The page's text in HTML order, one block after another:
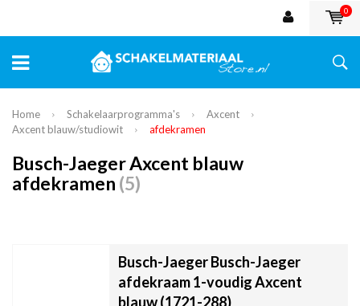
0
Home Schakelaarprogramma's
Axcent
Axcent blauw/studiowit
afdekramen
Busch-Jaeger Axcent blauw
afdekramen (5)
Busch-Jaeger Busch-Jaeger
afdekraam 1-voudig Axcent
blauw (1721-288)